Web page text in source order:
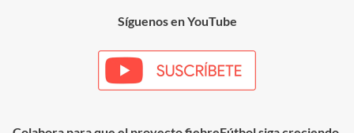
Síguenos en YouTube